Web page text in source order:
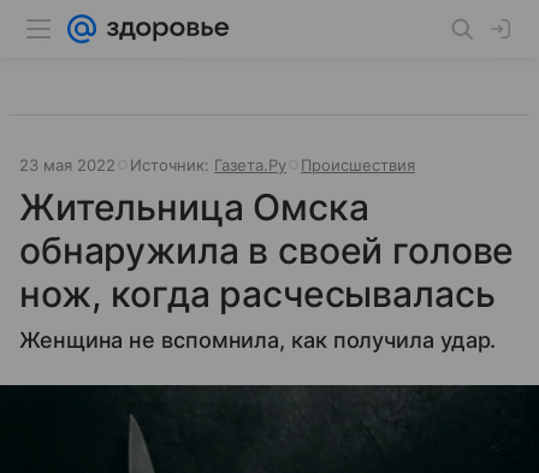
23 мая 2022 Источник: Газета.Ру Происшествия
Жительница Омска
обнаружила в своей голове
нож, когда расчесывалась
Женщина не вспомнила, как получила удар.